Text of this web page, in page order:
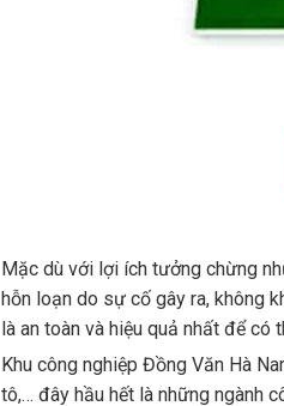
Mặc dù với lợi ích tưởng chừng
hỗn loạn do sự cố gây ra, không
là an toàn và hiệu quả nhất để có
Khu công nghiệp Đồng Văn Hà
tô,… đây hầu hết là những ngành